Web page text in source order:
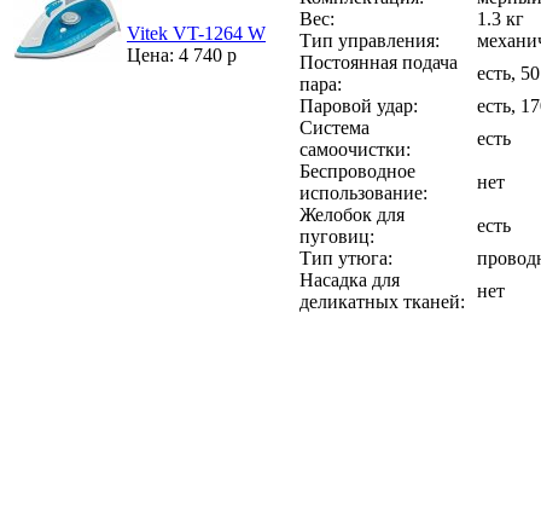
Vitek VT-1264 W
Цена: 4 740 р
Вес:
1.3 кг
Тип управления:
Постоянная подача
пара:
есть,
Паровой удар:
есть,
Система
самоочистки:
есть
Беспроводное
использование:
нет
Желобок для
пуговиц:
есть
Тип утюга:
Насадка для
деликатных тканей:
нет